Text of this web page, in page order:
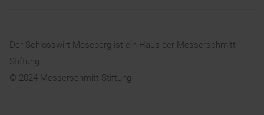
Der Schlosswirt Meseberg ist ein Haus der Messerschmitt
Stiftung
© 2024 Messerschmitt Stiftung